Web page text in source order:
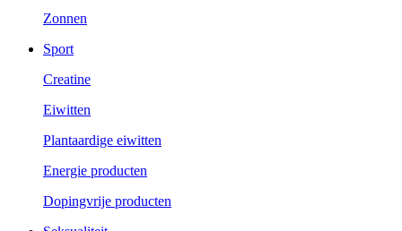
Zonnen
Sport
Creatine
Eiwitten
Plantaardige eiwitten
Energie producten
Dopingvrije producten